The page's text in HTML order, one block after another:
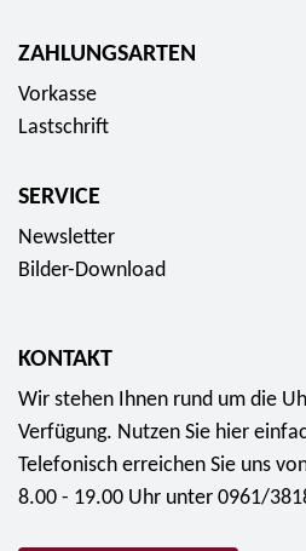
ZAHLUNGSARTEN
Vorkasse
Lastschrift
SERVICE
Newsletter
Bilder-Download
KONTAKT
Wir stehen Ihnen rund um die
Verfügung. Nutzen Sie hier
Telefonisch erreichen Sie uns
8.00 - 19.00 Uhr unter 0961/